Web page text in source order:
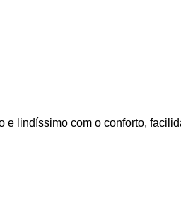
lindíssimo com o conforto,